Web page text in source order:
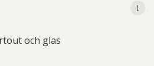
och glas
i